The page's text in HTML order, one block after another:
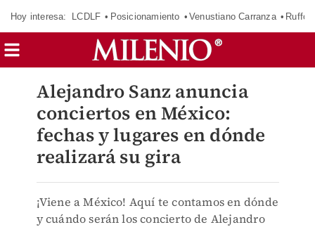
Hoy interesa: LCDLF Posicionamiento Venustiano Carranza Ruffo
Alejandro Sanz anuncia
conciertos en México:
fechas y lugares en dónde
realizará su gira
¡Viene a México! Aquí te contamos en dónde
y cuándo serán los concierto de Alejandro